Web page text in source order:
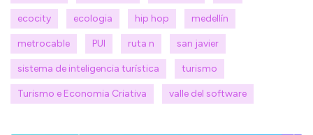
ecocity ecologia hip hop medellín
metrocable PUI ruta n san javier
sistema de inteligencia turística turismo
Turismo e Economia Criativa valle del software